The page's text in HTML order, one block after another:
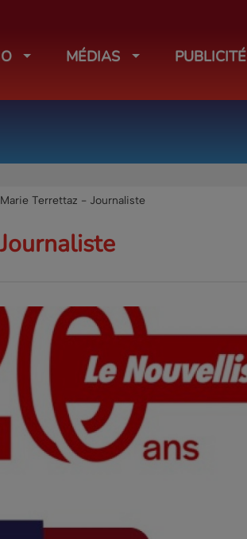
MÉDIAS PUBLICITÉ
Terrettaz - Journaliste